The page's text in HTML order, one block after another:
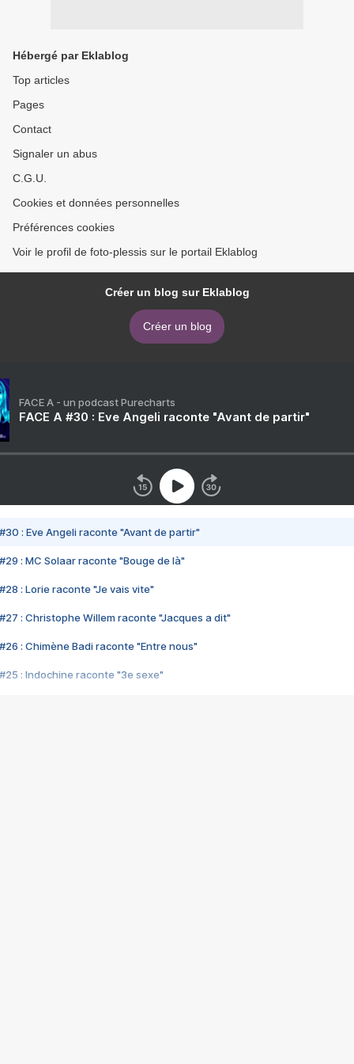
Hébergé par Eklablog
Top articles
Pages
Contact
Signaler un abus
C.G.U.
Cookies et données personnelles
Préférences cookies
Voir le profil de foto-plessis sur le portail Eklablog
Créer un blog sur Eklablog
Créer un blog
FACE A - un podcast Purecharts
FACE A #30 : Eve Angeli raconte "Avant de partir"
#30 : Eve Angeli raconte "Avant de partir"
#29 : MC Solaar raconte "Bouge de là"
#28 : Lorie raconte "Je vais vite"
#27 : Christophe Willem raconte "Jacques a dit"
#26 : Chimène Badi raconte "Entre nous"
#25 : Indochine raconte "3e sexe"